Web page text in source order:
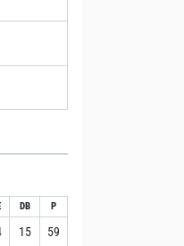
DB P
15 59